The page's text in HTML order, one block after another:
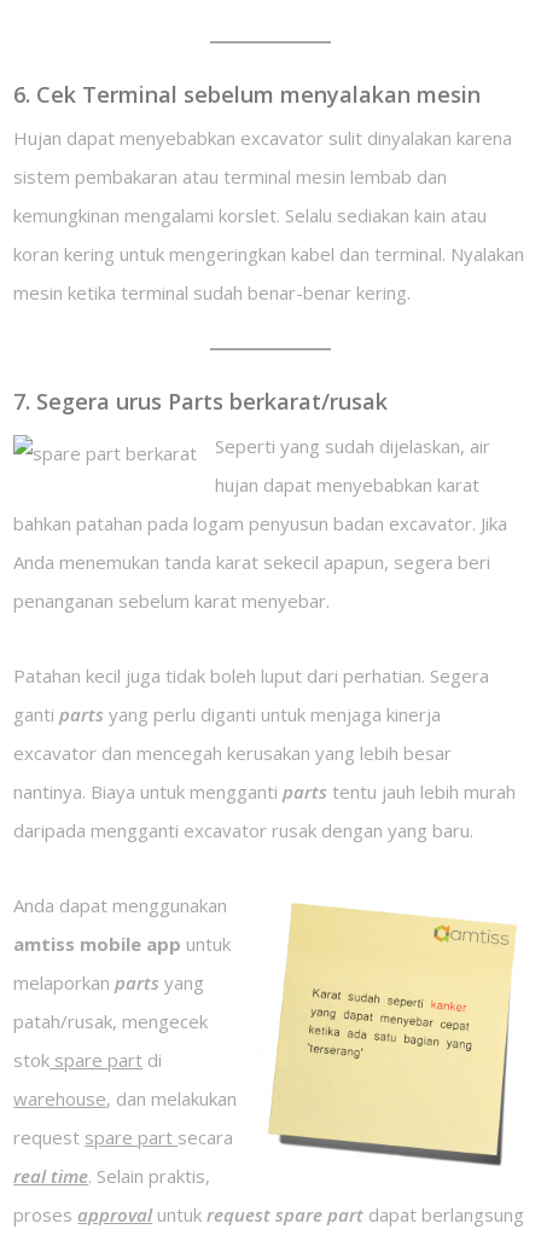
6. Cek Terminal sebelum menyalakan mesin
Hujan dapat menyebabkan excavator sulit dinyalakan karena
sistem pembakaran atau terminal mesin lembab dan
kemungkinan mengalami korslet. Selalu sediakan kain atau
koran kering untuk mengeringkan kabel dan terminal. Nyalakan
mesin ketika terminal sudah benar-benar kering.
7. Segera urus Parts berkarat/rusak
Seperti yang sudah dijelaskan, air
hujan dapat menyebabkan karat
bahkan patahan pada logam penyusun badan excavator. Jika
Anda menemukan tanda karat sekecil apapun, segera beri
penanganan sebelum karat menyebar.
Patahan kecil juga tidak boleh luput dari perhatian. Segera
gantiparts yang perlu diganti untuk menjaga kinerja
excavator dan mencegah kerusakan yang lebih besar
nantinya. Biaya untuk menggantiparts tentu jauh lebih murah
daripada mengganti excavator rusak dengan yang baru.
Anda dapat menggunakan
amtiss mobile app untuk
melaporkanparts yang
patah/rusak, mengecek
stok spare part di
warehouse, dan melakukan
request spare part secara
real time. Selain praktis,
prosesapprovaluntukrequest spare part dapat berlangsung